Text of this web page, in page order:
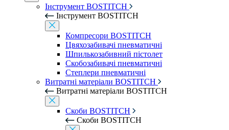
Інструмент BOSTITCH
Інструмент BOSTITCH
Компресори BOSTITCH
Цвяхозабивачі пневматичні
Шпилькозабивний пістолет
Скобозабивачі пневматичні
Степлери пневматичні
Витратні матеріали BOSTITCH
Витратні матеріали BOSTITCH
Скоби BOSTITCH
Скоби BOSTITCH